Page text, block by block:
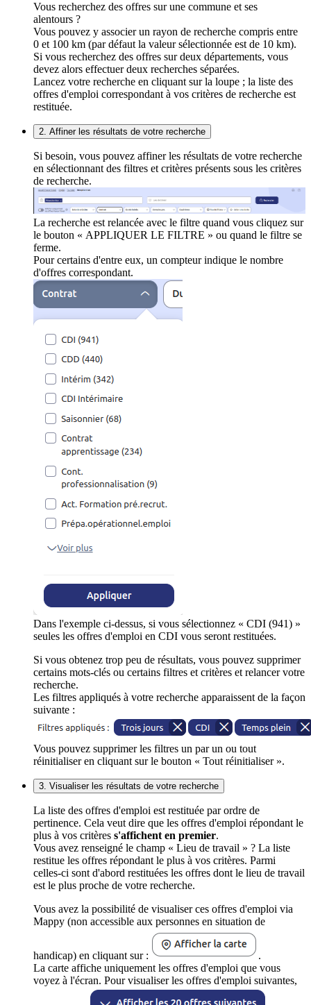
Vous recherchez des offres sur une commune et ses
alentours ?
Vous pouvez y associer un rayon de recherche compris entre
0 et 100 km (par défaut la valeur sélectionnée est de 10 km).
Si vous recherchez des offres sur deux départements, vous
devez alors effectuer deux recherches séparées.
Lancez votre recherche en cliquant sur la loupe ; la liste des
offres d'emploi correspondant à vos critères de recherche est
restituée.
2. Affiner les résultats de votre recherche
Si besoin, vous pouvez affiner les résultats de votre recherche
en sélectionnant des filtres et critères présents sous les critères
de recherche.
La recherche est relancée avec le filtre quand vous cliquez sur
le bouton « APPLIQUER LE FILTRE » ou quand le filtre se
ferme.
Pour certains d'entre eux, un compteur indique le nombre
d'offres correspondant.
Dans l'exemple ci-dessus, si vous sélectionnez « CDI (941) »
seules les offres d'emploi en CDI vous seront restituées.
Si vous obtenez trop peu de résultats, vous pouvez supprimer
certains mots-clés ou certains filtres et critères et relancer votre
recherche.
Les filtres appliqués à votre recherche apparaissent de la façon
suivante :
Vous pouvez supprimer les filtres un par un ou tout
réinitialiser en cliquant sur le bouton « Tout réinitialiser ».
3. Visualiser les résultats de votre recherche
La liste des offres d'emploi est restituée par ordre de
pertinence. Cela veut dire que les offres d'emploi répondant le
plus à vos critères s'affichent en premier.
Vous avez renseigné le champ « Lieu de travail » ? La liste
restitue les offres répondant le plus à vos critères. Parmi
celles-ci sont d'abord restituées les offres dont le lieu de travail
est le plus proche de votre recherche.
Vous avez la possibilité de visualiser ces offres d'emploi via
Mappy (non accessible aux personnes en situation de
handicap) en cliquant sur :
.
La carte affiche uniquement les offres d'emploi que vous
voyez à l'écran. Pour visualiser les offres d'emploi suivantes,